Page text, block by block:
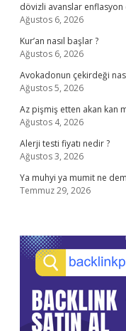
dövizli avanslar
Ağustos 6, 2026
Kur’an nasıl başlar ?
Ağustos 6, 2026
Avokadonun çekirdeği
Ağustos 5, 2026
Az pişmiş etten akan kan
Ağustos 4, 2026
Alerji testi fiyatı nedir ?
Ağustos 3, 2026
Ya muhyi ya mumit ne
Temmuz 29, 2026